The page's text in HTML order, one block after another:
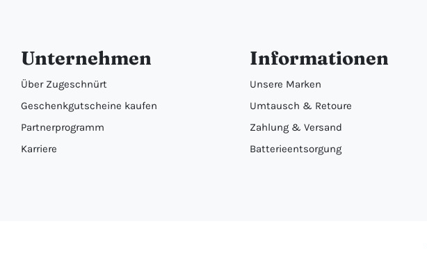
Unternehmen
Über Zugeschnürt
Geschenkgutscheine kaufen
Partnerprogramm
Karriere
Informationen
Unsere Marken
Umtausch & Retoure
Zahlung & Versand
Batterieentsorgung